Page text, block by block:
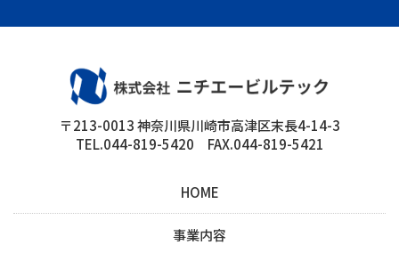
〒213-0013 神奈川県川崎市高津区末長4-14-3
TEL.044-819-5420 FAX.044-819-5421
HOME
事業内容